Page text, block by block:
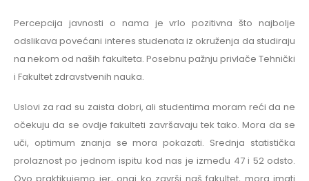
Percepcija javnosti o nama je vrlo pozitivna što najbolje
odslikava povećani interes studenata iz okruženja da studiraju
na nekom od naših fakulteta. Posebnu pažnju privlače Tehnički
i Fakultet zdravstvenih nauka.
Uslovi za rad su zaista dobri, ali studentima moram reći da ne
očekuju da se ovdje fakulteti završavaju tek tako. Mora da se
uči, optimum znanja se mora pokazati. Srednja statistička
prolaznost po jednom ispitu kod nas je između 47 i 52 odsto.